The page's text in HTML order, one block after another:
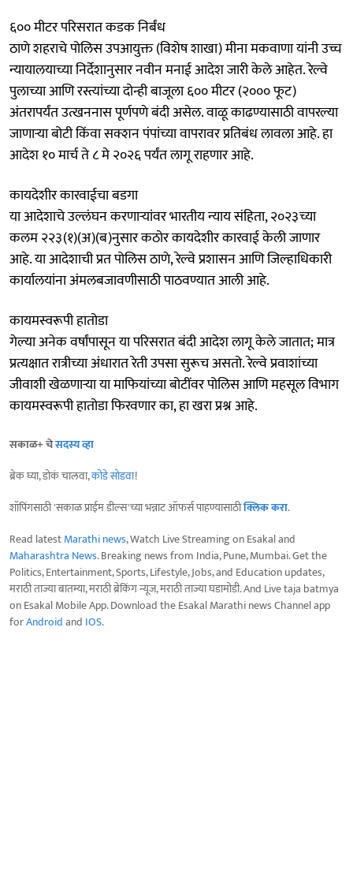
६०० मीटर परिसरात कडक निर्बंध
ठाणे शहराचे पोलिस उपआयुक्त (विशेष शाखा) मीना मकवाणा यांनी उच्च
न्यायालयाच्या निर्देशानुसार नवीन मनाई आदेश जारी केले आहेत. रेल्वे
पुलाच्या आणि रस्त्यांच्या दोन्ही बाजूला ६०० मीटर (२००० फूट)
अंतरापर्यंत उत्खननास पूर्णपणे बंदी असेल. वाळू काढण्यासाठी वापरल्या
जाणाऱ्या बोटी किंवा सक्शन पंपांच्या वापरावर प्रतिबंध लावला आहे. हा
आदेश १० मार्च ते ८ मे २०२६ पर्यंत लागू राहणार आहे.
कायदेशीर कारवाईचा बडगा
या आदेशाचे उल्लंघन करणाऱ्यांवर भारतीय न्याय संहिता, २०२३च्या
कलम २२३(१)(अ)(ब)नुसार कठोर कायदेशीर कारवाई केली जाणार
आहे. या आदेशाची प्रत पोलिस ठाणे, रेल्वे प्रशासन आणि जिल्हाधिकारी
कार्यालयांना अंमलबजावणीसाठी पाठवण्यात आली आहे.
कायमस्वरूपी हातोडा
गेल्या अनेक वर्षांपासून या परिसरात बंदी आदेश लागू केले जातात; मात्र
प्रत्यक्षात रात्रीच्या अंधारात रेती उपसा सुरूच असतो. रेल्वे प्रवाशांच्या
जीवाशी खेळणाऱ्या या माफियांच्या बोटींवर पोलिस आणि महसूल विभाग
कायमस्वरूपी हातोडा फिरवणार का, हा खरा प्रश्न आहे.
सकाळ+ चेसदस्य व्हा
ब्रेक घ्या, डोकं चालवा,कोडे सोडवा!
शॉपिंगसाठी 'सकाळ प्राईम डील्स'च्या भन्नाट ऑफर्स पाहण्यासाठीक्लिक करा.
Read latestMarathi news, Watch Live Streaming on Esakal and
Maharashtra News. Breaking news from India, Pune, Mumbai. Get the
Politics, Entertainment, Sports, Lifestyle, Jobs, and Education updates,
मराठी ताज्या बातम्या, मराठी ब्रेकिंग न्यूज, मराठी ताज्या घडामोडी. And Live taja batmya
on Esakal Mobile App. Download the Esakal Marathi news Channel app
forAndroidand IOS.